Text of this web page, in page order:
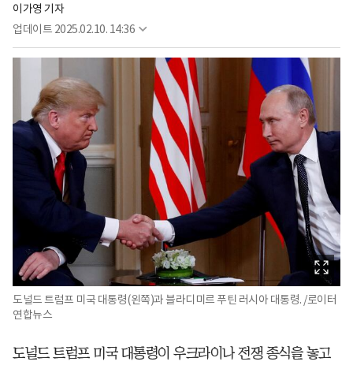
이가영 기자
업데이트 2025.02.10. 14:36
도널드 트럼프 미국 대통령(왼쪽)과 블라디미르 푸틴 러시아 대통령. /로이터
연합뉴스
도널드 트럼프 미국 대통령이 우크라이나 전쟁 종식을 놓고